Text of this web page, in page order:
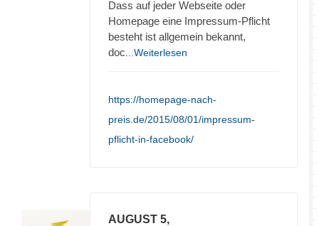
Dass auf jeder Webseite oder
Homepage eine Impressum-Pflicht
besteht ist allgemein bekannt,
doc ...Weiterlesen
https://homepage-nach-
preis.de/2015/08/01/impressum-
pflicht-in-facebook/
AUGUST 5,